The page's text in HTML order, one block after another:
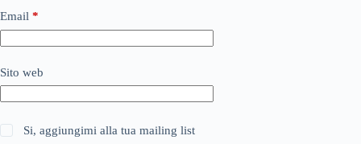
Email *
Sito web
Si, aggiungimi alla tua mailing list